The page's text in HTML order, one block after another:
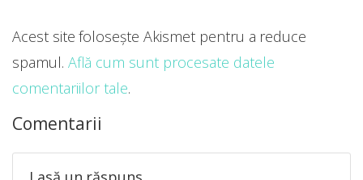
Comentarii
Acest site folosește Akismet pentru a reduce
spamul. Află cum sunt procesate datele
comentariilor tale.